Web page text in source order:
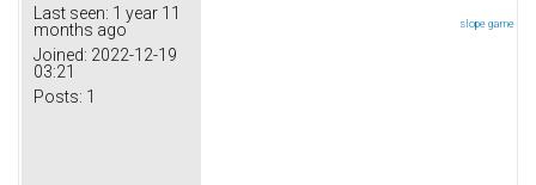
Last seen: 1 year 11
months ago
Joined: 2022-12-19
03:21
Posts: 1
slope game